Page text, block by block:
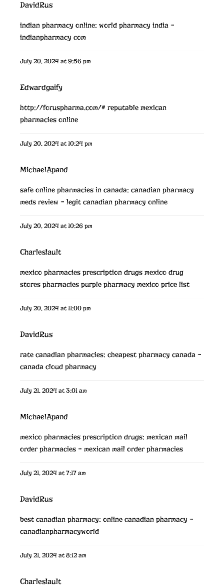
DavidRus
indian pharmacy online: world pharmacy india –
indianpharmacy com
July 20, 2024 at 9:56 pm
Edwardgaify
http://foruspharma.com/# reputable mexican
pharmacies online
July 20, 2024 at 10:24 pm
MichaelApand
safe online pharmacies in canada: canadian pharmacy
meds review – legit canadian pharmacy online
July 20, 2024 at 10:26 pm
Charleslault
mexico pharmacies prescription drugs mexico drug
stores pharmacies purple pharmacy mexico price list
July 20, 2024 at 11:00 pm
DavidRus
rate canadian pharmacies: cheapest pharmacy canada –
canada cloud pharmacy
July 21, 2024 at 3:01 am
MichaelApand
mexico pharmacies prescription drugs: mexican mail
order pharmacies – mexican mail order pharmacies
July 21, 2024 at 7:17 am
DavidRus
best canadian pharmacy: online canadian pharmacy –
canadianpharmacyworld
July 21, 2024 at 8:12 am
Charleslault